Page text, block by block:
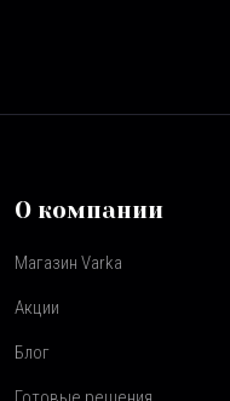
О компании
Магазин Varka
Акции
Блог